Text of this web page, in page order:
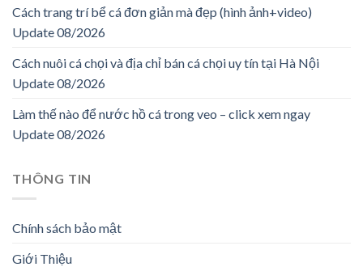
Cách trang trí bể cá đơn giản mà đẹp (hình ảnh+video)
Update 08/2026
Cách nuôi cá chọi và địa chỉ bán cá chọi uy tín tại Hà Nội
Update 08/2026
Làm thế nào để nước hồ cá trong veo – click xem ngay
Update 08/2026
THÔNG TIN
Chính sách bảo mật
Giới Thiệu